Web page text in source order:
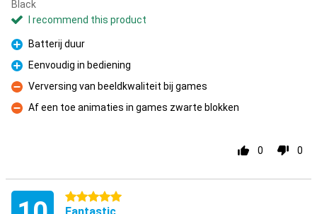
Black
I recommend this product
Pro
Batterij duur
Pro
Eenvoudig in bediening
Con
Verversing van beeldkwaliteit bij games
Con
Af een toe animaties in games zwarte blokken
0 0
5 stars